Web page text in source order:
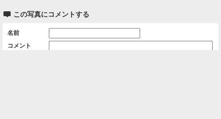
 この写真にコメントする
名前
コメント